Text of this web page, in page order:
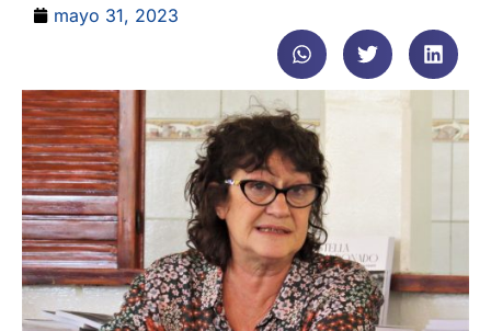
mayo 31, 2023